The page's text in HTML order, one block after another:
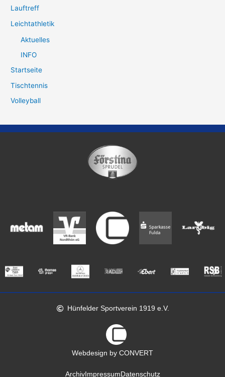
Lauftreff
Leichtathletik
Aktuelles
INFO
Startseite
Tischtennis
Volleyball
Hünfelder Sportverein 1919 e.V.
Webdesign by CONVERT
ArchivImpressumDatenschutz